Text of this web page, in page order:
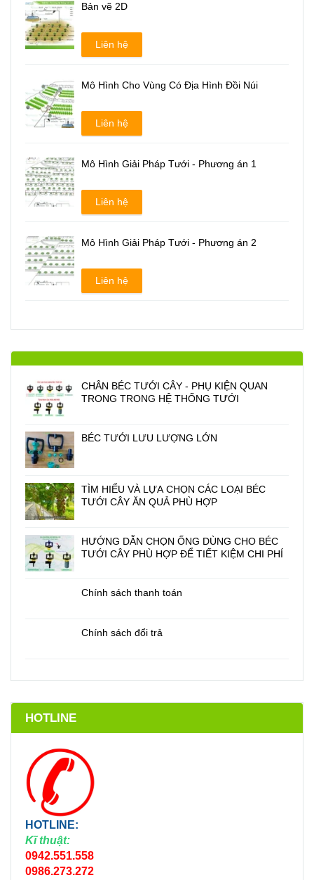
Bản vẽ 2D
Liên hệ
Mô Hình Cho Vùng Có Địa Hình Đồi Núi
Liên hệ
Mô Hình Giải Pháp Tưới - Phương án 1
Liên hệ
Mô Hình Giải Pháp Tưới - Phương án 2
Liên hệ
CHÂN BÉC TƯỚI CÂY - PHỤ KIỆN QUAN
TRONG TRONG HỆ THỐNG TƯỚI
BÉC TƯỚI LƯU LƯỢNG LỚN
TÌM HIỂU VÀ LỰA CHỌN CÁC LOẠI BÉC
TƯỚI CÂY ĂN QUẢ PHÙ HỢP
HƯỚNG DẪN CHỌN ỐNG DÙNG CHO BÉC
TƯỚI CÂY PHÙ HỢP ĐỂ TIẾT KIỆM CHI PHÍ
Chính sách thanh toán
Chính sách đổi trả
HOTLINE
HOTLINE:
Kĩ thuật:
0942.551.558
0986.273.272